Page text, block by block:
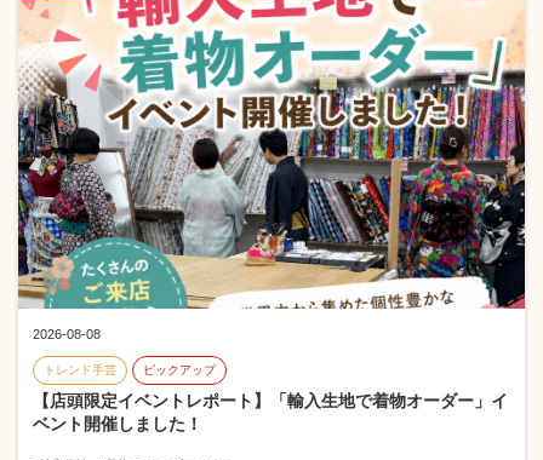
2026-08-08
トレンド手芸 ピックアップ
【店頭限定イベントレポート】「輸入生地で着物オーダー」イ
ベント開催しました！